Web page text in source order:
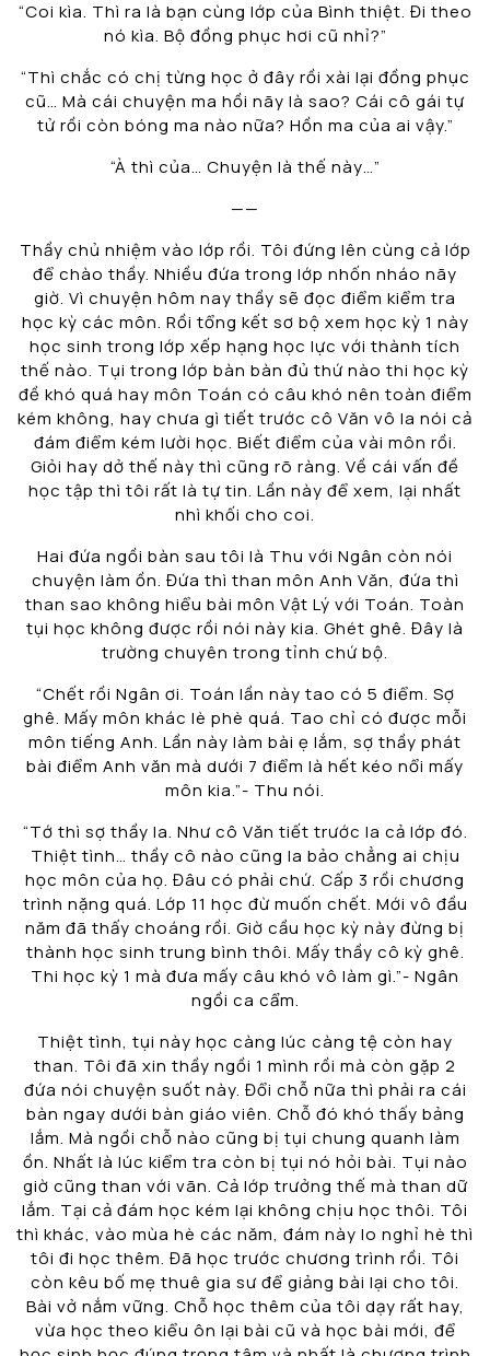
“Coi kìa. Thì ra là bạn cùng lớp của Bình thiệt. Đi theo
nó kìa. Bộ đồng phục hơi cũ nhỉ?”
“Thì chắc có chị từng học ở đây rồi xài lại đồng phục
cũ… Mà cái chuyện ma hồi nãy là sao? Cái cô gái tự
tử rồi còn bóng ma nào nữa? Hồn ma của ai vậy.”
“À thì của… Chuyện là thế này…”
——
Thầy chủ nhiệm vào lớp rồi. Tôi đứng lên cùng cả lớp
để chào thầy. Nhiều đứa trong lớp nhốn nháo nãy
giờ. Vì chuyện hôm nay thầy sẽ đọc điểm kiểm tra
học kỳ các môn. Rồi tổng kết sơ bộ xem học kỳ 1 này
học sinh trong lớp xếp hạng học lực với thành tích
thế nào. Tụi trong lớp bàn bàn đủ thứ nào thi học kỳ
đề khó quá hay môn Toán có câu khó nên toàn điểm
kém không, hay chưa gì tiết trước cô Văn vô la nói cả
đám điểm kém lười học. Biết điểm của vài môn rồi.
Giỏi hay dở thế này thì cũng rõ ràng. Về cái vấn đề
học tập thì tôi rất là tự tin. Lần này để xem, lại nhất
nhì khối cho coi.
Hai đứa ngồi bàn sau tôi là Thu với Ngân còn nói
chuyện làm ồn. Đứa thì than môn Anh Văn, đứa thì
than sao không hiểu bài môn Vật Lý với Toán. Toàn
tụi học không được rồi nói này kia. Ghét ghê. Đây là
trường chuyên trong tỉnh chứ bộ.
“Chết rồi Ngân ơi. Toán lần này tao có 5 điểm. Sợ
ghê. Mấy môn khác lè phè quá. Tao chỉ có được mỗi
môn tiếng Anh. Lần này làm bài ẹ lắm, sợ thầy phát
bài điểm Anh văn mà dưới 7 điểm là hết kéo nổi mấy
môn kia.”- Thu nói.
“Tớ thì sợ thầy la. Như cô Văn tiết trước la cả lớp đó.
Thiệt tình… thầy cô nào cũng la bảo chẳng ai chịu
học môn của họ. Đâu có phải chứ. Cấp 3 rồi chương
trình nặng quá. Lớp 11 học đừ muốn chết. Mới vô đầu
năm đã thấy choáng rồi. Giờ cầu học kỳ này đừng bị
thành học sinh trung bình thôi. Mấy thầy cô kỳ ghê.
Thi học kỳ 1 mà đưa mấy câu khó vô làm gì.”- Ngân
ngồi ca cẩm.
Thiệt tình, tụi này học càng lúc càng tệ còn hay
than. Tôi đã xin thầy ngồi 1 mình rồi mà còn gặp 2
đứa nói chuyện suốt này. Đổi chỗ nữa thì phải ra cái
bàn ngay dưới bàn giáo viên. Chỗ đó khó thấy bảng
lắm. Mà ngồi chỗ nào cũng bị tụi chung quanh làm
ồn. Nhất là lúc kiểm tra còn bị tụi nó hỏi bài. Tụi nào
giờ cũng than với vãn. Cả lớp trưởng thế mà than dữ
lắm. Tại cả đám học kém lại không chịu học thôi. Tôi
thì khác, vào mùa hè các năm, đám này lo nghỉ hè thì
tôi đi học thêm. Đã học trước chương trình rồi. Tôi
còn kêu bố mẹ thuê gia sư để giảng bài lại cho tôi.
Bài vở nắm vững. Chỗ học thêm của tôi dạy rất hay,
vừa học theo kiểu ôn lại bài cũ và học bài mới, để